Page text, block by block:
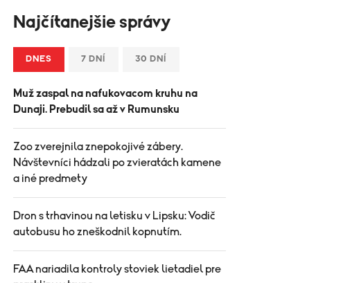
Najčítanejšie správy
DNES 7 DNÍ 30 DNÍ
Muž zaspal na nafukovacom kruhu na
Dunaji. Prebudil sa až v Rumunsku
Zoo zverejnila znepokojivé zábery.
Návštevníci hádzali po zvieratách kamene
a iné predmety
Dron s trhavinou na letisku v Lipsku: Vodič
autobusu ho zneškodnil kopnutím.
FAA nariadila kontroly stoviek lietadiel pre